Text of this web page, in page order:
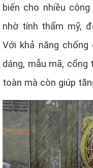
biến cho nhiều
nhờ tính thẩm mỹ,
Với khả năng
dáng, mẫu mã,
toàn mà còn giúp